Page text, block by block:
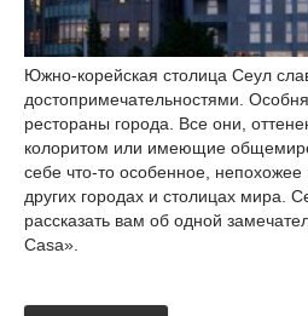
Южно-корейская столица Сеул
достопримечательностями.
рестораны города. Все они,
колоритом или имеющие
себе что-то особенное,
других городах и столицах мира.
рассказать вам об одной
Casa».